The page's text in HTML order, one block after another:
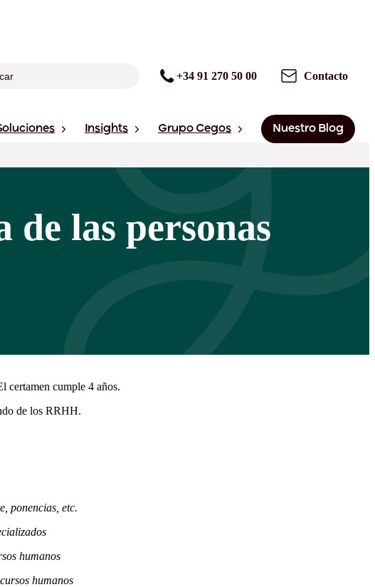
+34 91 270 50 00 Contacto
Insights Grupo Cegos Nuestro Blog
de las personas
certamen cumple 4 años.
de los RRHH.
ponencias, etc.
humanos
humanos